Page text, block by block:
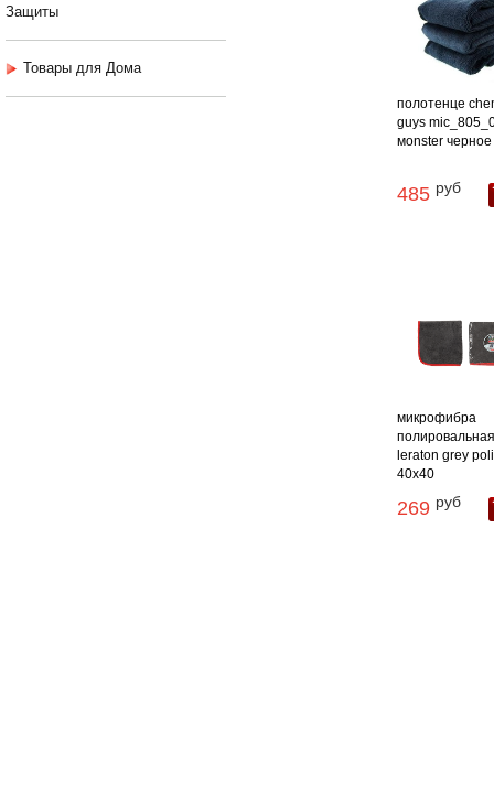
Защиты
Товары для Дома
полотенце
guys
мonster черное
485 руб
микрофибра
leraton grey
40x40
269 руб